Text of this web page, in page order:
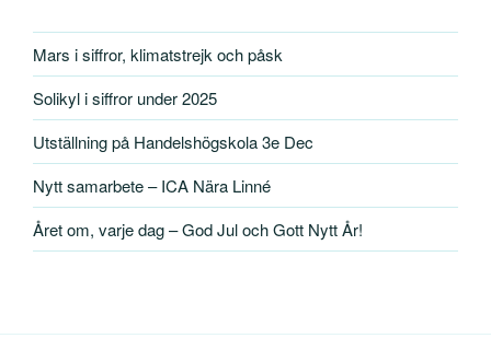
Mars i siffror, klimatstrejk och påsk
Solikyl i siffror under 2025
Utställning på Handelshögskola 3e Dec
Nytt samarbete – ICA Nära Linné
Året om, varje dag – God Jul och Gott Nytt År!